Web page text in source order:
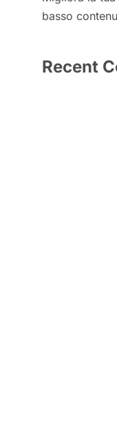
basso
Recent